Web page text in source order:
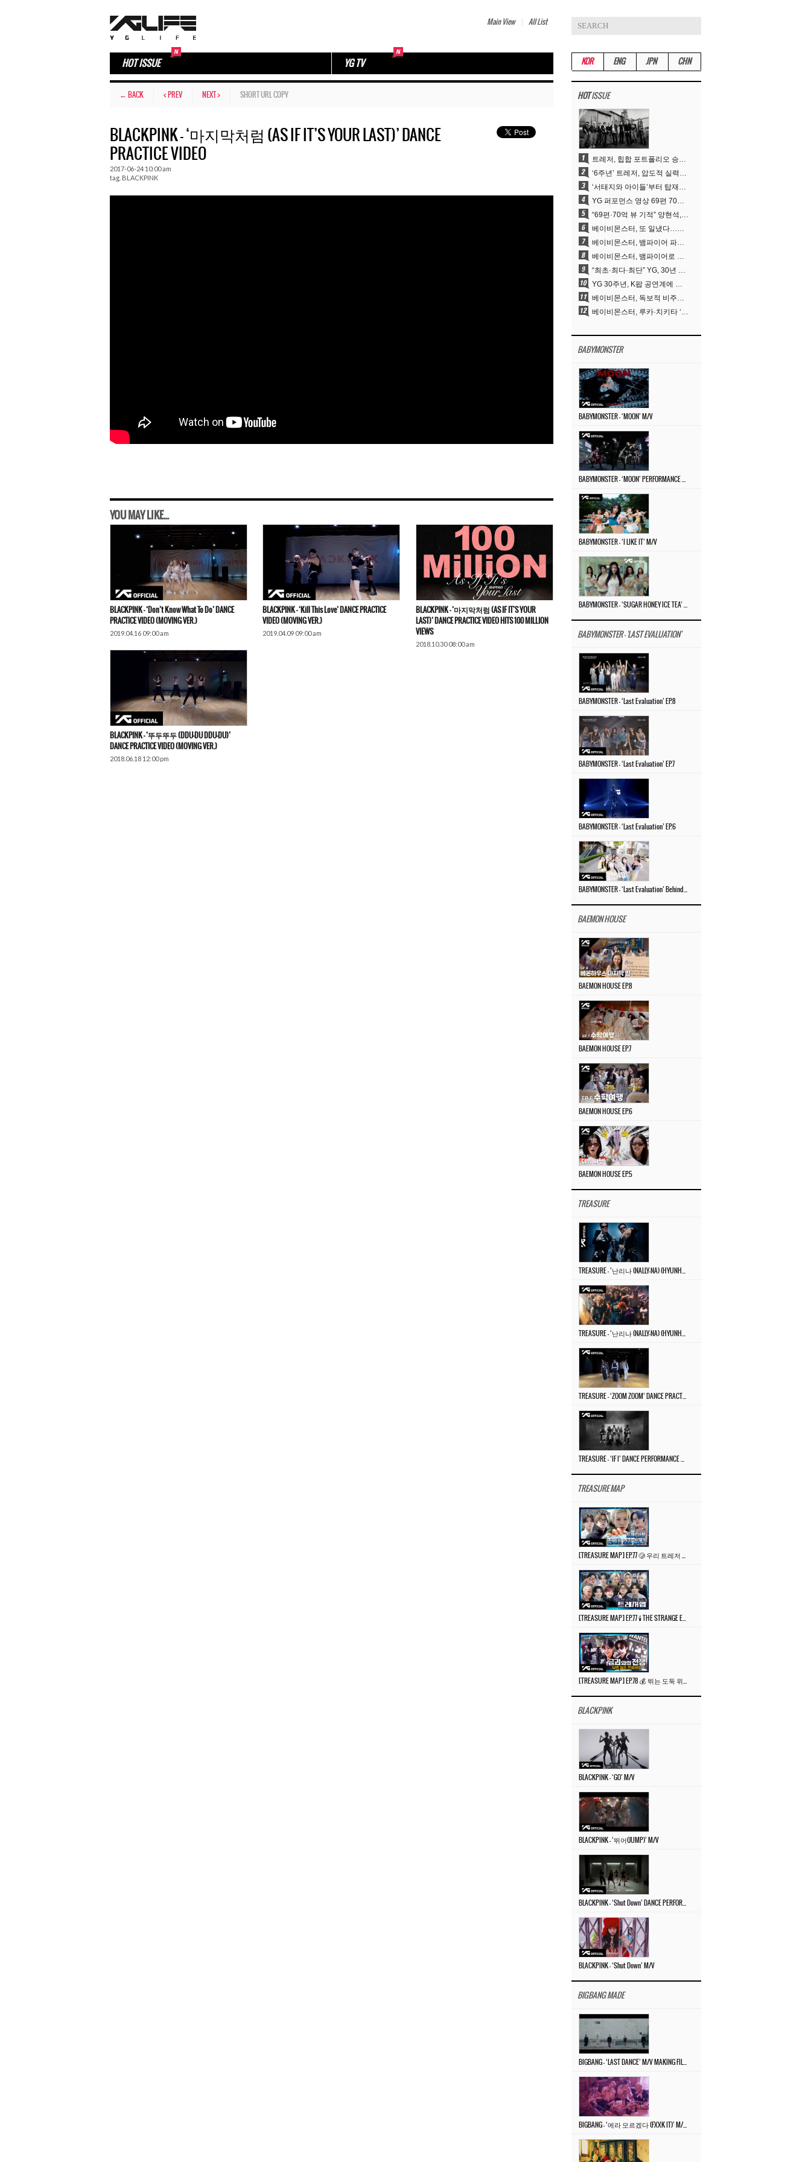
Main View All List
HOT ISSUE YG TV
← BACK < PREV NEXT > SHORT URL COPY
BLACKPINK – ‘마지막처럼 (AS IF IT’S YOUR LAST)’ DANCE
PRACTICE VIDEO
2017-06-24 10:00 am
tag. BLACKPINK
YOU MAY LIKE...
BLACKPINK – ‘Don’t Know What To Do’ DANCE
PRACTICE VIDEO (MOVING VER.)
2019.04.16 09:00 am
BLACKPINK – ‘Kill This Love’ DANCE PRACTICE
VIDEO (MOVING VER.)
2019.04.09 09:00 am
BLACKPINK – ‘마지막처럼 (AS IF IT’S YOUR
LAST)’ DANCE PRACTICE VIDEO HITS 100 MILLION
VIEWS
2018.10.30 08:00 am
BLACKPINK – ‘뚜두뚜두 (DDU-DU DDU-DU)’
DANCE PRACTICE VIDEO (MOVING VER.)
2018.06.18 12:00 pm
KOR ENG JPN CHN
HOTISSUE
트레저, 힙합 포트폴리오 승부수 통했다…데뷔 6주년 새 도약
‘6주년’ 트레저, 압도적 실력으로 증명한 ‘YG의 보물’ 진가
‘서태지와 아이들’부터 탑재한 안무DNA…양현석, YG 퍼포먼스 비디오 70억 뷰 신화의 시작
YG 퍼포먼스 영상 69편 70억뷰…양현석 제작 철학 통했다
“69편·70억 뷰 기적” 양현석, YG 퍼포먼스 비디오 100% 직접 만든 이유
베이비몬스터, 또 일냈다…유튜브 월드와이드 1위
베이비몬스터, 뱀파이어 파격 변신..유튜브 트렌딩 1위 직행
베이비몬스터, 뱀파이어로 변신…‘MOON’으로 찍은 3개월 프로젝트
“최초·최다·최단” YG, 30년 뚝심이 빚어낸 K팝 투어의 새 지평
YG 30주년, K팝 공연계에 어떤 것을 남겼나
베이비몬스터, 독보적 비주얼과 압도적 소화력..’MOON’
베이비몬스터, 루카·치키타 ‘문’ 비주얼 공개…절제된 카리스마·유니크 비주얼
BABYMONSTER
BABYMONSTER – ‘MOON’ M/V
BABYMONSTER – ‘I LIKE IT’ M/V
BABYMONSTER - 'LAST EVALUATION'
BABYMONSTER – ‘Last Evaluation’ EP.8
BABYMONSTER – ‘Last Evaluation’ EP.7
BABYMONSTER – ‘Last Evaluation’ EP.6
BAEMON HOUSE
BAEMON HOUSE EP.8
BAEMON HOUSE EP.7
BAEMON HOUSE EP.6
BAEMON HOUSE EP.5
TREASURE
TREASURE MAP
BLACKPINK
BLACKPINK – ‘GO’ M/V
BLACKPINK – ‘뛰어(JUMP)’ M/V
BLACKPINK – ‘Shut Down’ M/V
BIGBANG MADE